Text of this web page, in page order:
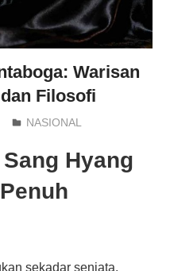
Warisan
Filosofi
NASIONAL
Hyang
sekadar senjata.